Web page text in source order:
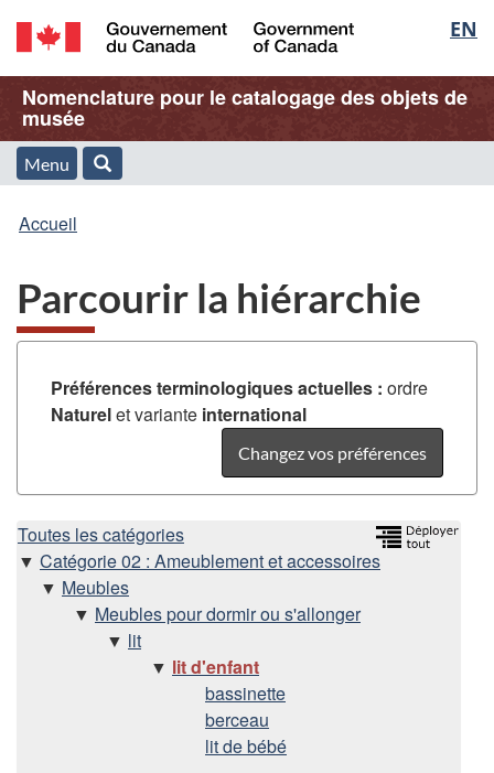
Passer
au
contenu
principal
Passer
à
« À
propos
application
Passer
à
la
version
de
la
EN
/
Government
of
Canada
Nom
de
l'application
Web
Nomenclature pour le catalogage des objets de
musée
Menu
et
Menu
Vous
ici
Accueil
Parcourir la hiérarchie
Préférences terminologiques actuelles : ordre
Naturelet variante international
Changez vos préférences
H
Toutes les catégories
Catégorie 02 : Ameublement et accessoires
Meubles
Meubles pour dormir ou s'allonger
lit
lit d'enfant
bassinette
berceau
lit de bébé